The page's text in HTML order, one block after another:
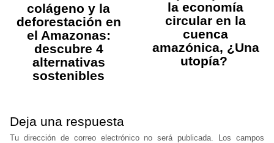
colágeno y la
deforestación en
el Amazonas:
descubre 4
alternativas
sostenibles
la economía
circular en la
cuenca
amazónica, ¿Una
utopía?
Deja una respuesta
Tu dirección de correo electrónico no será publicada.
Los campos